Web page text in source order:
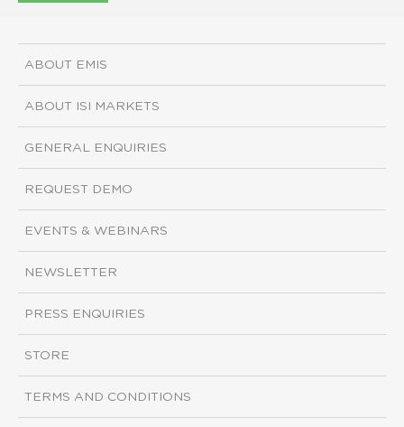
ABOUT EMIS
ABOUT ISI MARKETS
GENERAL ENQUIRIES
REQUEST DEMO
EVENTS & WEBINARS
NEWSLETTER
PRESS ENQUIRIES
STORE
TERMS AND CONDITIONS